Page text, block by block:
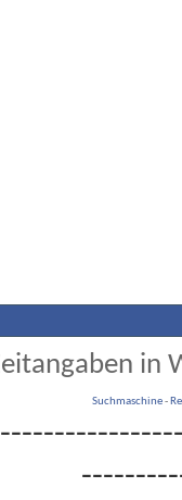
in
Suchmaschine-